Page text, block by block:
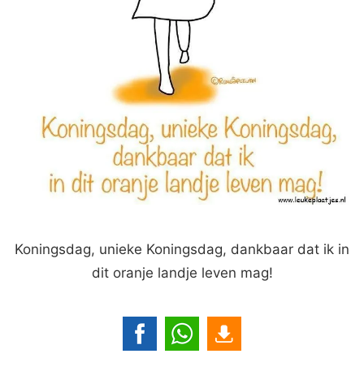
Koningsdag, unieke Koningsdag, dankbaar dat ik in
dit oranje landje leven mag!